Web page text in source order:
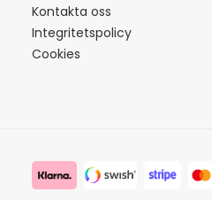
Kontakta oss
Integritetspolicy
Cookies